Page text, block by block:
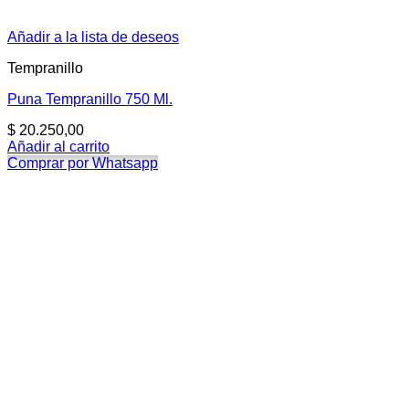
Añadir a la lista de deseos
Tempranillo
Puna Tempranillo 750 Ml.
$ 20.250,00
Añadir al carrito
Comprar por Whatsapp